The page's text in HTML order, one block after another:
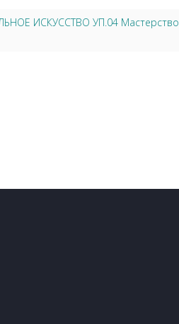
ИСКУССТВО УП.04 Мастерство